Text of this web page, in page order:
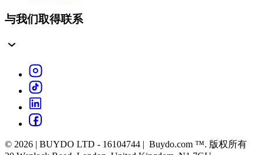
与我们取得联系
© 2026 | BUYDO LTD - 16104744 | Buydo.com ™. 版权所有